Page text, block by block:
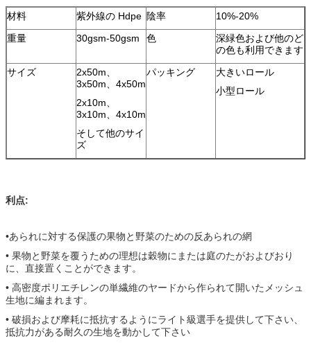
材料 紫外線の Hdpe 陰率
10%-20%
重量
30gsm-50gsm 色
深緑色および他のど
の色も利用できます
サイズ
2x50m、
3x50m、4x50m
2x10m、
3x10m、4x10m
そして他のサイ
ズ
パッキング
大きいロール
小型ロール
利点:
•あられに対する保護の果物と野菜のための反あられの網
• 果物と野菜を覆うための理想は穀物にまたは庭のたがおよびおり
に、直接置く ことができます。
• 高密度ポリエチレンの単繊維のヤードから作られて開いたメッシュ
生地に編まれます。
• 破損および摩耗に抵抗するようにライト級選手を提供して下さい、
抵抗力がある耐久の生地を動かして下さい